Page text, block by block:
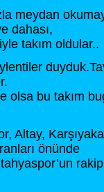
meydan
dahası,
takım oldular..
olsa bu takım
Altay,
önünde